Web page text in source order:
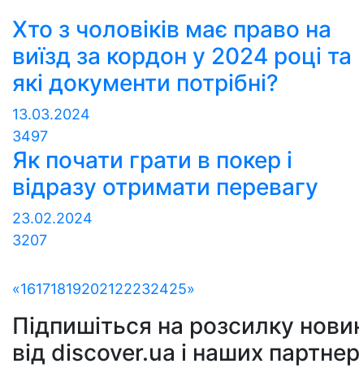
Хто з чоловіків має право на
виїзд за кордон у 2024 році та
які документи потрібні?
13.03.2024
3497
Як почати грати в покер і
відразу отримати перевагу
23.02.2024
3207
«16171819202122232425»
Підпишіться на розсилку
від discover.ua і наших